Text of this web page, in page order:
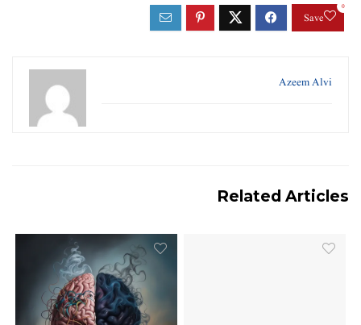
Save
0
Azeem Alvi
Related Articles